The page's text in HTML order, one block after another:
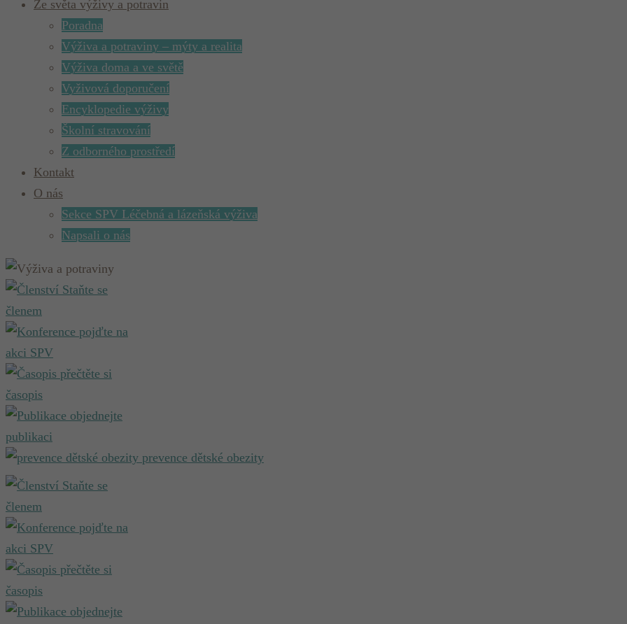
Ze světa výživy a potravin
Poradna
Výživa a potraviny – mýty a realita
Výživa doma a ve světě
Vyživová doporučení
Encyklopedie výživy
Školní stravování
Z odborného prostředí
Kontakt
O nás
Sekce SPV Léčebná a lázeňská výživa
Napsali o nás
Staňte se
členem
pojďte na
akci SPV
přečtěte si
časopis
objednejte
publikaci
prevence dětské obezity
Staňte se
členem
pojďte na
akci SPV
přečtěte si
časopis
objednejte